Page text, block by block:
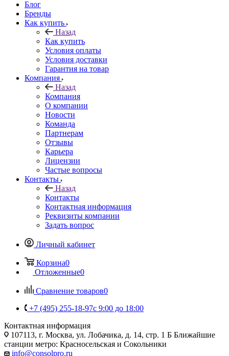
Блог
Бренды
Как купить
Назад
Как купить
Условия оплаты
Условия доставки
Гарантия на товар
Компания
Назад
Компания
О компании
Новости
Команда
Партнерам
Отзывы
Карьера
Лицензии
Частые вопросы
Контакты
Назад
Контакты
Контактная информация
Реквизиты компании
Задать вопрос
Личный кабинет
Корзина0
Отложенные0
Сравнение товаров0
+7 (495) 255-18-97с 9:00 до 18:00
Контактная информация
107113, г. Москва, ул. Лобачика, д. 14, стр. 1 Б Ближайшие
станции метро: Красносельская и Сокольники
info@consolpro.ru